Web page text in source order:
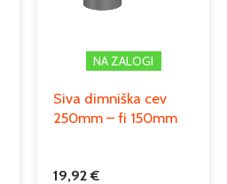
dimniški prehodni in diletacijski
NA ZALOGI
Siva dimniška cev
250mm – fi 150mm
19,92€